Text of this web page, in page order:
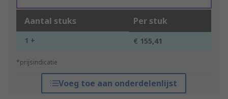
Aantal stuks Per stuk
1 + € 155,41
*prijsindicatie
Voeg toe aan onderdelenlijst